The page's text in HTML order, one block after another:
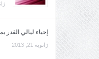
إحياء ليالي
ژانویه 21, 2013